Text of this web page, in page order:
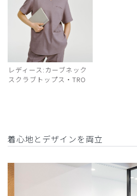
レディース:カーブネック
スクラブトップス・TRO
着心地とデザインを両立